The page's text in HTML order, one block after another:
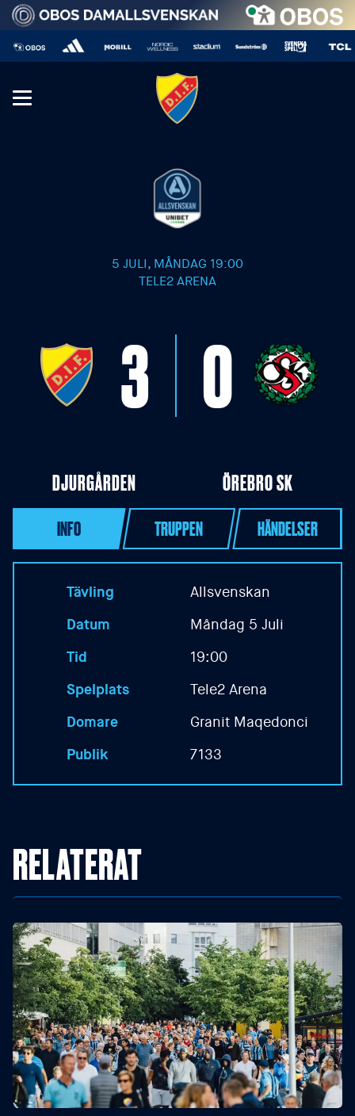
5 JULI, MÅNDAG 19:00
TELE2 ARENA
DJURGÅRDEN
3 0
ÖREBRO SK
INFO
Tävling
Allsvenskan
Datum
Måndag 5 Juli
Tid
19:00
Spelplats
Tele2 Arena
Domare
Granit Maqedonci
Publik
7133
TRUPPEN HÄNDELSER
RELATERAT